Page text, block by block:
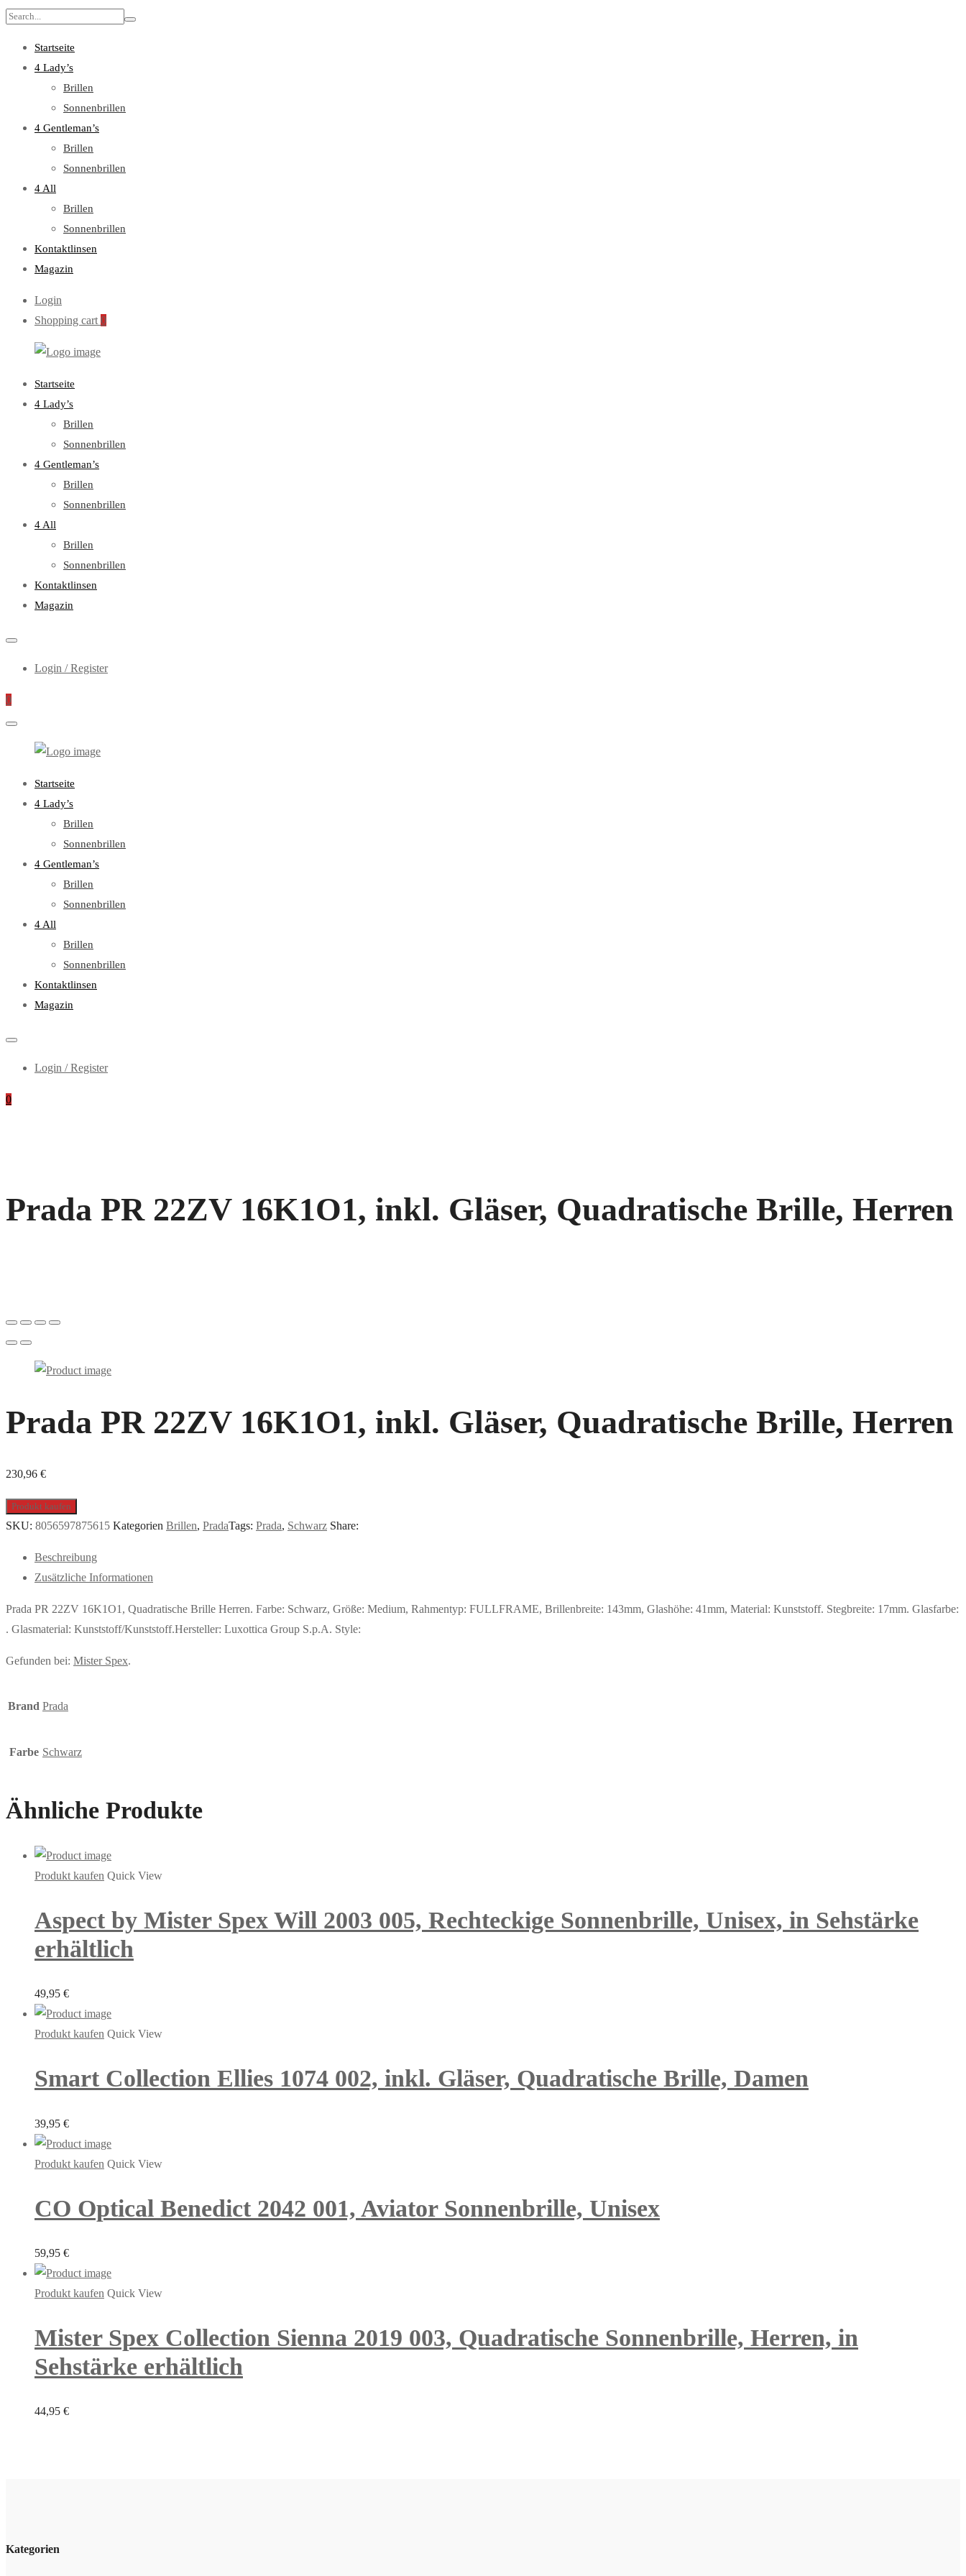
Search
Startseite
4 Lady’s
Brillen
Sonnenbrillen
4 Gentleman’s
Brillen
Sonnenbrillen
4 All
Brillen
Sonnenbrillen
Kontaktlinsen
Magazin
Login
Shopping cart 0
Primary
Menu
Startseite
4 Lady’s
Brillen
Sonnenbrillen
4 Gentleman’s
Brillen
Sonnenbrillen
4 All
Brillen
Sonnenbrillen
Kontaktlinsen
Magazin
Login / Register
0
Primary
Menu
Startseite
4 Lady’s
Brillen
Sonnenbrillen
4 Gentleman’s
Brillen
Sonnenbrillen
4 All
Brillen
Sonnenbrillen
Kontaktlinsen
Magazin
Login / Register
0
Prada PR 22ZV 16K1O1, inkl. Gläser, Quadratische Brille, Herren
Prada PR 22ZV 16K1O1, inkl. Gläser, Quadratische Brille, Herren
230,96 €
Produkt kaufen
SKU: 8056597875615 Kategorien Brillen, PradaTags: Prada, Schwarz Share:
Beschreibung
Zusätzliche Informationen
Prada PR 22ZV 16K1O1, Quadratische Brille Herren. Farbe: Schwarz, Größe: Medium, Rahmentyp: FULLFRAME, Brillenbreite: 143mm, Glashöhe: 41mm, Material: Kunststoff. Stegbreite: 17mm. Glasfarbe:
. Glasmaterial: Kunststoff/Kunststoff.Hersteller: Luxottica Group S.p.A. Style:
Gefunden bei: Mister Spex.
Brand Prada
Farbe Schwarz
Ähnliche Produkte
Produkt kaufen Quick View
Aspect by Mister Spex Will 2003 005, Rechteckige Sonnenbrille, Unisex, in Sehstärke
erhältlich
49,95 €
Produkt kaufen Quick View
Smart Collection Ellies 1074 002, inkl. Gläser, Quadratische Brille, Damen
39,95 €
Produkt kaufen Quick View
CO Optical Benedict 2042 001, Aviator Sonnenbrille, Unisex
59,95 €
Produkt kaufen Quick View
Mister Spex Collection Sienna 2019 003, Quadratische Sonnenbrille, Herren, in
Sehstärke erhältlich
44,95 €
Kategorien